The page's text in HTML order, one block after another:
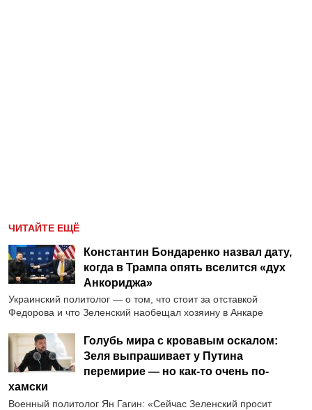
ЧИТАЙТЕ ЕЩЁ
Константин Бондаренко назвал дату,
когда в Трампа опять вселится «дух
Анкориджа»
Украинский политолог — о том, что стоит за отставкой
Федорова и что Зеленский наобещал хозяину в Анкаре
Голубь мира с кровавым оскалом:
Зеля выпрашивает у Путина
перемирие — но как-то очень по-
хамски
Военный политолог Ян Гагин: «Сейчас Зеленский просит